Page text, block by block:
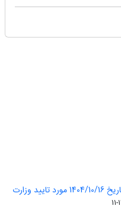
فصلنامه سیاستگذاری پیشرفت شهری در تاریخ 1404/10/16 مورد تایید وزارت